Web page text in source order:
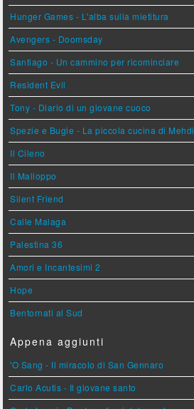
Hunger Games - L'alba sulla mietitura
Avengers - Doomsday
Santiago - Un cammino per ricominciare
Resident Evil
Tony - Diario di un giovane cuoco
Spezie e Bugie - La piccola cucina di Mehdi
Il Cileno
Il Malloppo
Silent Friend
Calle Malaga
Palestina 36
Amori e Incantesimi 2
Hope
Bentornati al Sud
Appena aggiunti
'O Sang - Il miracolo di San Gennaro
Carlo Acutis - Il giovane santo